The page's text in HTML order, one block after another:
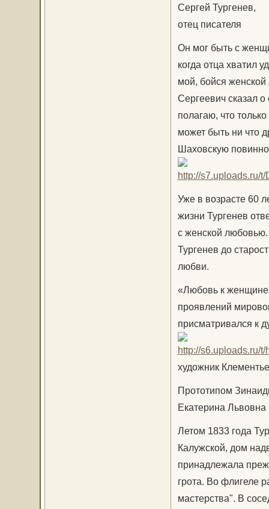
Сергей Тургенев,
отец писателя
Он мог быть с
когда отца хватил
мой, бойся
Сергеевич сказал
полагаю, что
может быть ни что
Шаховскую
Уже в возрасте 60
жизни Тургенев
с женской
Тургенев до
любви.
«Любовь к
проявлений
присматривался к
художник
Прототипом
Екатерина
Летом 1833 года
Калужской, дом
принадлежала
грота. Во флигеле
мастерства". В